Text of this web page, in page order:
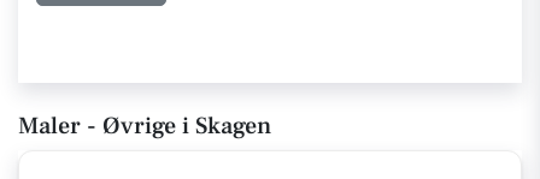
Maler - Øvrige i Skagen